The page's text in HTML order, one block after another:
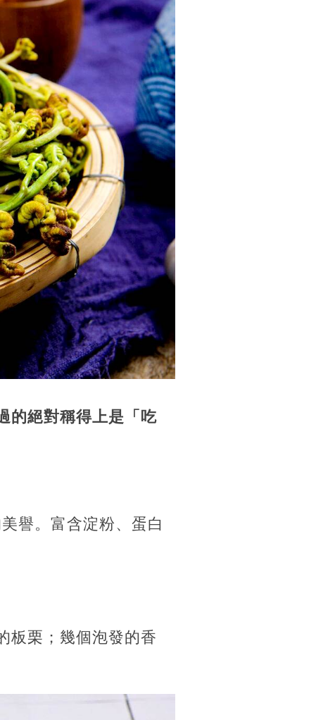
的絕對稱得上是「吃
譽。富含淀粉、蛋白
板栗；幾個泡發的香